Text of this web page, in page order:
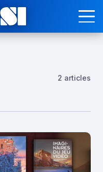
2 articles